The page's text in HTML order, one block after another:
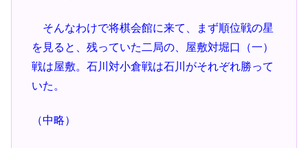
そんなわけで将棋会館に来て、まず順位戦の星
を見ると、残っていた二局の、屋敷対堀口（一）
戦は屋敷。石川対小倉戦は石川がそれぞれ勝って
いた。
（中略）